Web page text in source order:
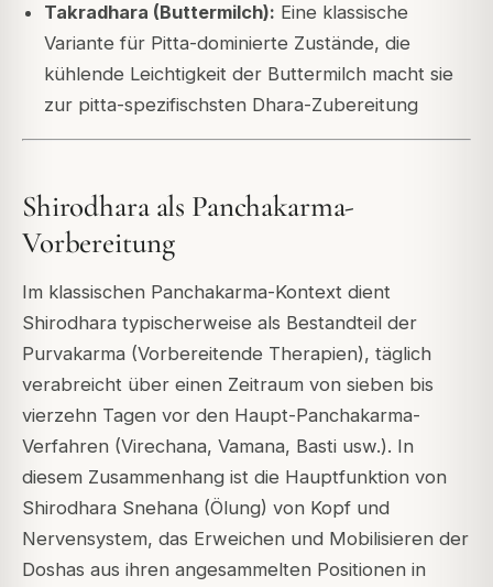
Takradhara (Buttermilch): Eine klassische
Variante für Pitta-dominierte Zustände, die
kühlende Leichtigkeit der Buttermilch macht sie
zur pitta-spezifischsten Dhara-Zubereitung
Shirodhara als Panchakarma-
Vorbereitung
Im klassischen Panchakarma-Kontext dient
Shirodhara typischerweise als Bestandteil der
Purvakarma (Vorbereitende Therapien), täglich
verabreicht über einen Zeitraum von sieben bis
vierzehn Tagen vor den Haupt-Panchakarma-
Verfahren (Virechana, Vamana, Basti usw.). In
diesem Zusammenhang ist die Hauptfunktion von
Shirodhara Snehana (Ölung) von Kopf und
Nervensystem, das Erweichen und Mobilisieren der
Doshas aus ihren angesammelten Positionen in